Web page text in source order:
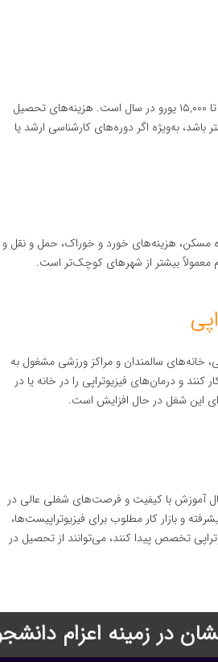
هزینه‌های تحصیل در رشته فیزیوتراپی در هلند برای دانشجویان بین‌المللی معمولاً بین ۸,۰۰۰ تا ۱۵,۰۰۰ یورو در سال است. هزینه‌های تحصیل
به‌ویژه اگر دوره‌های کارشناسی ارشد یا
این هزینه‌ها شامل اجاره مسکن، هزینه‌های خورد و خوراک، حمل و نقل و
معمولاً بیشتر از شهرهای کوچک‌تر است.
خانه‌های سالمندان و مراکز ورزشی مشغول به
و درمان‌های فیزیوتراپی را در خانه یا در
این شغل در حال افزایش است.
آموزش با کیفیت و فرصت‌های شغلی عالی در
و بازار کار مطلوب برای فیزیوتراپیست‌ها،
تخصص پیدا کنند، می‌توانند از تحصیل در